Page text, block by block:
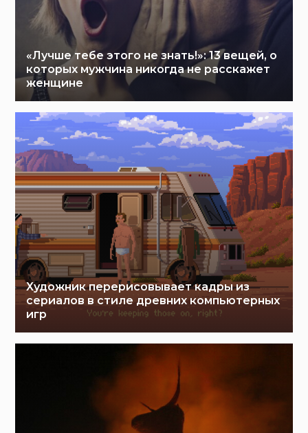
«Лучше тебе этого не знать!»: 13 вещей, о
которых мужчина никогда не расскажет
женщине
Художник перерисовывает кадры из
сериалов в стиле древних компьютерных
игр